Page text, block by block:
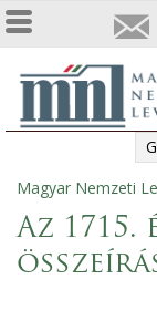
Jelenlegi
hely
Magyar Nemzeti
Az